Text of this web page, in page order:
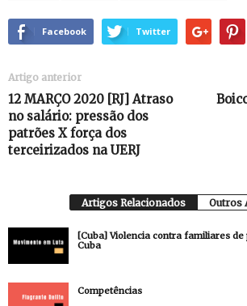
Facebook Twitter
Artigo anterior
12 MARÇO 2020 [RJ] Atraso
no salário: pressão dos
patrões X força dos
terceirizados na UERJ
Artigos Relacionados Outros
[Cuba] Violencia contra familiares
Cuba
Competências